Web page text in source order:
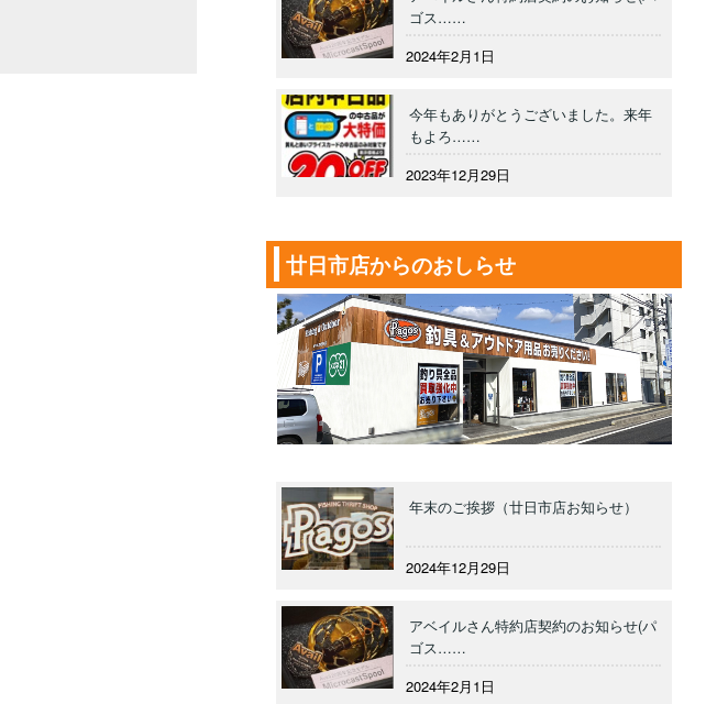
ゴス……
2024年2月1日
今年もありがとうございました。来年
もよろ……
2023年12月29日
廿日市店からのおしらせ
年末のご挨拶（廿日市店お知らせ）
2024年12月29日
アベイルさん特約店契約のお知らせ(パ
ゴス……
2024年2月1日